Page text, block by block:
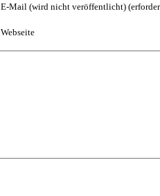
E-Mail (wird nicht veröffentlicht)
Webseite